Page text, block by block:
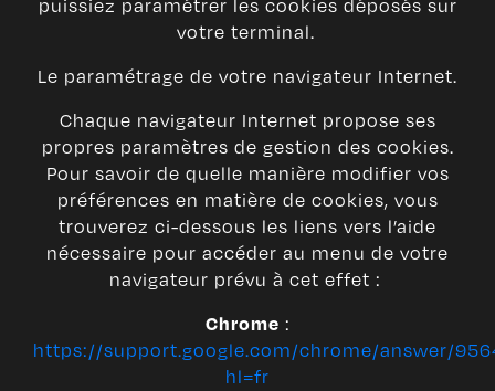
puissiez paramétrer les cookies déposés sur
votre terminal.
Le paramétrage de votre navigateur Internet.
Chaque navigateur Internet propose ses
propres paramètres de gestion des cookies.
Pour savoir de quelle manière modifier vos
préférences en matière de cookies, vous
trouverez ci-dessous les liens vers l’aide
nécessaire pour accéder au menu de votre
navigateur prévu à cet effet :
Chrome :
https://support.google.com/chrome/answer/
hl=fr